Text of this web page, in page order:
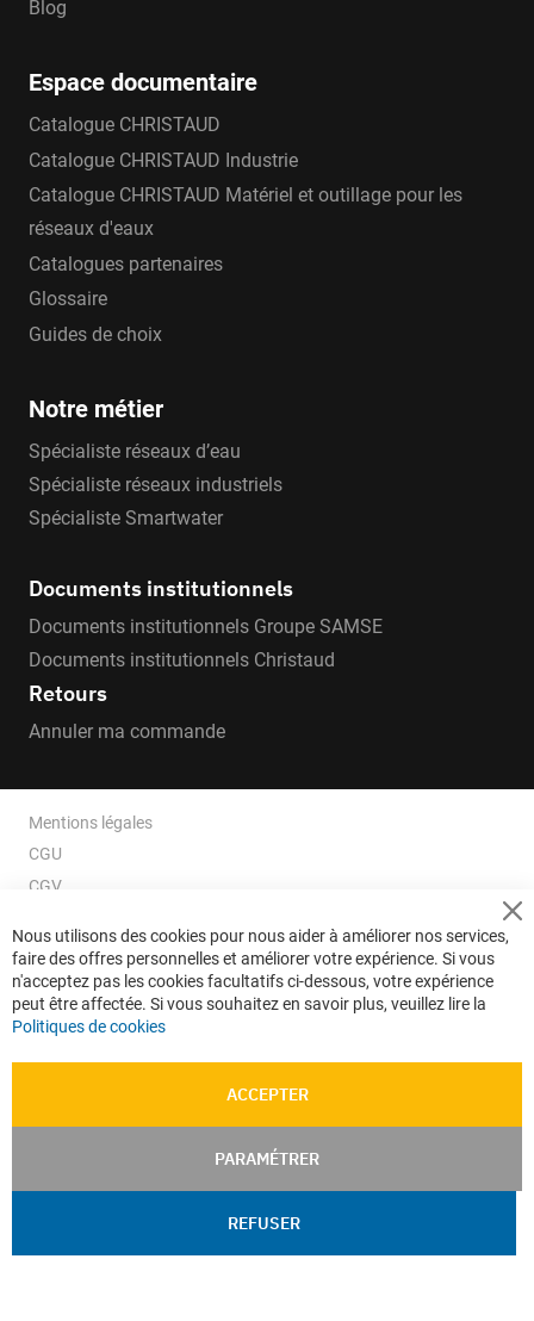
Blog
Espace documentaire
Catalogue CHRISTAUD
Catalogue CHRISTAUD Industrie
Catalogue CHRISTAUD Matériel et outillage pour les
réseaux d'eaux
Catalogues partenaires
Glossaire
Guides de choix
Notre métier
Spécialiste réseaux d’eau
Spécialiste réseaux industriels
Spécialiste Smartwater
Documents institutionnels
Documents institutionnels Groupe SAMSE
Documents institutionnels Christaud
Retours
Annuler ma commande
Mentions légales
CGU
CGV
Données personnelles
Confidentialité
Plan du site
Nous utilisons des cookies pour nous aider à améliorer nos services,
faire des offres personnelles et améliorer votre expérience. Si vous
n'acceptez pas les cookies facultatifs ci-dessous, votre expérience
peut être affectée. Si vous souhaitez en savoir plus, veuillez lire la
Politiques de cookies
ACCEPTER
PARAMÉTRER
REFUSER